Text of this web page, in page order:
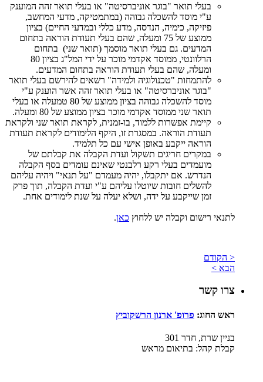
בעלי תואר "בוגר אוניברסיטה" או בעלי תואר זהה המוענק
ע"י מוסד להשכלה גבוהה (במתמטיקה, מדעי המחשב,
פיזיקה, כימיה, הנדסה, מדע כללי ובמדעי החיים) בציון
ממוצע של 75 ומעלה, שהם בעלי תעודת הוראה בתחום
המדעים. גם בעלי תואר מוסמך (תואר שני) בתחום
הרלוונטי, ממוסד אקדמי מוכר על ידי המל"ג בציון 80
ומעלה, שהם בעלי תעודת הוראה בתחום המדעים.
להתמחות "טכנולוגיה ולמידה" רשאים להירשם בעלי תואר
"בוגר אוניברסיטה" או בעלי תואר זהה אשר הוענק ע"י
מוסד להשכלה גבוהה בציון ממוצע של 80 טמעלה או בעלי
תואר שני ממוסד אקדמי מוכר בציון ממוצע של 80 ומעלה.
קיימת אפשרות ללמוד, בו-זמנית, לקראת תואר שני ולקראת
תעודת הוראה. במסגרת זו, היקף הלימודים לקראת תעודת
הוראה ייקבע באופן אישי עם כל תלמיד.
במקרים חריגים תשקול ועדת הקבלה את קבלתם של
מועמדים בעלי רקע רלבנטי שאינם עומדים בסף הקבלה
הנדרש. אם יתקבלו, יהיה מעמדם "על תנאי" ויהיה עליהם
להשלים חובות שיוטלו עליהם ע"י ועדת הקבלה, תוך פרק
זמן שייקבע על ידה, ושלא יעלה על שנת לימודים אחת.
לתנאי רישום וקבלה יש ללחוץ כאן.
< הקודם
הבא >
צרו קשר
ראש החוג: פרופ' ארנון הרשקוביץ
בניין שרת, חדר 301
קבלת קהל: בתיאום מראש